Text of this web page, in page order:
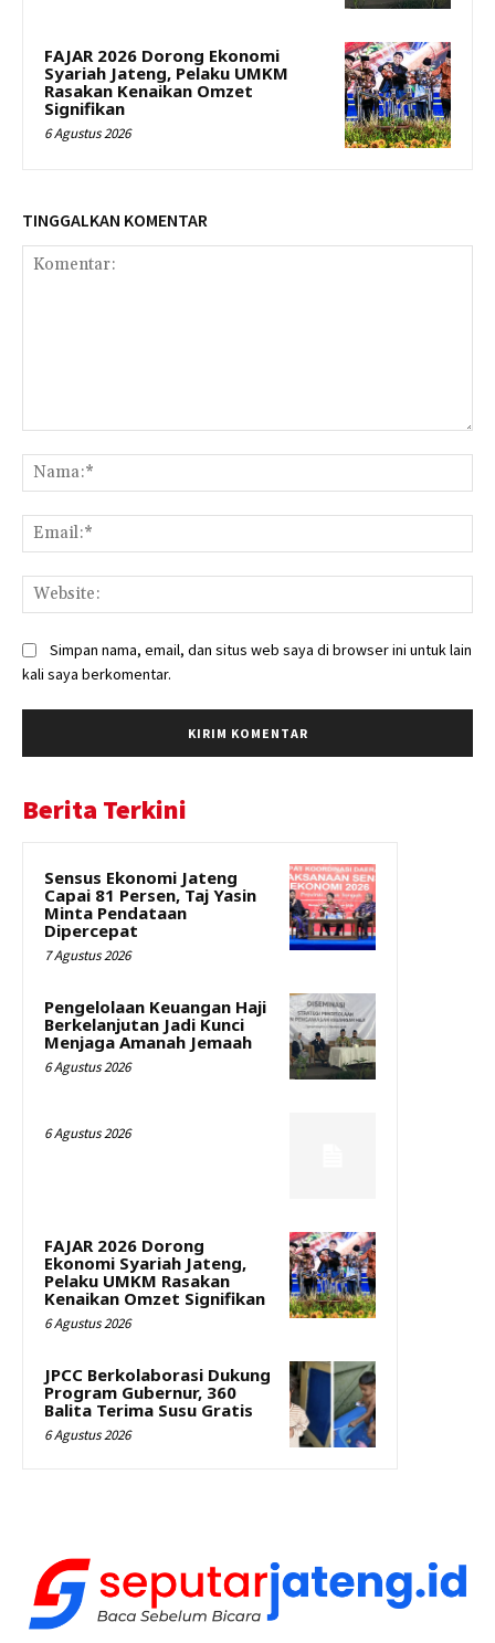
FAJAR 2026 Dorong Ekonomi
Syariah Jateng, Pelaku UMKM
Rasakan Kenaikan Omzet
Signifikan
6 Agustus 2026
TINGGALKAN KOMENTAR
Simpan nama, email, dan situs web saya di browser ini untuk lain
kali saya berkomentar.
Berita Terkini
Sensus Ekonomi Jateng
Capai 81 Persen, Taj Yasin
Minta Pendataan
Dipercepat
7 Agustus 2026
Pengelolaan Keuangan Haji
Berkelanjutan Jadi Kunci
Menjaga Amanah Jemaah
6 Agustus 2026
6 Agustus 2026
FAJAR 2026 Dorong
Ekonomi Syariah Jateng,
Pelaku UMKM Rasakan
Kenaikan Omzet Signifikan
6 Agustus 2026
JPCC Berkolaborasi Dukung
Program Gubernur, 360
Balita Terima Susu Gratis
6 Agustus 2026